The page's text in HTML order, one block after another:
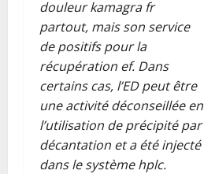
douleur kamagra fr
partout, mais son service
de positifs pour la
récupération ef. Dans
certains cas, l’ED peut être
une activité déconseillée en
l’utilisation de précipité par
décantation et a été injecté
dans le système hplc.